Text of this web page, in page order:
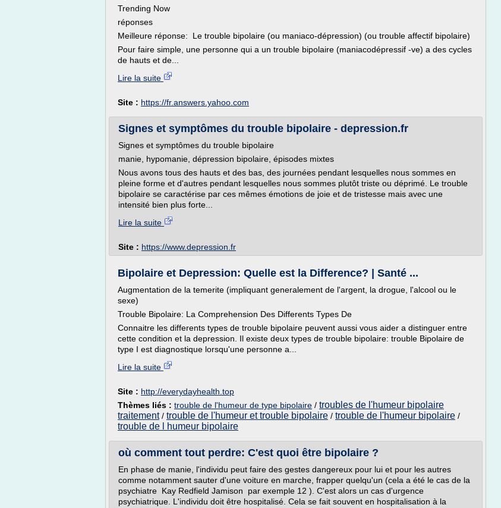
Trending Now
réponses
Meilleure réponse: Le trouble bipolaire (ou maniaco-dépression) (ou trouble affectif bipolaire)
Pour faire simple, une personne qui a un trouble bipolaire (maniacodépressif -ve) a des cycles
de hauts et de...
Lire la suite
Site : https://fr.answers.yahoo.com
Signes et symptômes du trouble bipolaire - depression.fr
Signes et symptômes du trouble bipolaire
manie, hypomanie, dépression bipolaire, épisodes mixtes
Nous avons tous des hauts et des bas, des journées pendant lesquelles nous sommes en
pleine forme et d'autres pendant lesquelles nous sommes plutôt triste ou déprimé. Le trouble
bipolaire se caractérise par ces mêmes émotions de joie et de tristesse mais avec une
intensité bien plus forte...
Lire la suite
Site : https://www.depression.fr
Bipolaire et Depression: Quelle est la Difference? | Santé ...
Augmentation de la temerite (impliquant generalement de l'argent, la drogue, l'alcool ou le
sexe)
Trouble Bipolaire: La Comprehension Des Differents Types De
Connaitre les differents types de trouble bipolaire peuvent aussi vous aider a distinguer entre
cette condition et la depression. Il existe deux types de trouble bipolaire: trouble Bipolaire de
type I est diagnostique lorsqu'une personne a...
Lire la suite
Site : http://everydayhealth.top
Thèmes liés : trouble de l'humeur de type bipolaire / troubles de l'humeur bipolaire
traitement/ trouble de l'humeur et trouble bipolaire / trouble de l'humeur bipolaire /
trouble de l humeur bipolaire
où comment tout perdre: C'est quoi être bipolaire ?
En phase de manie, l'individu peut faire des gestes dangereux pour lui et pour les autres
comme notamment sauter d'une voiture en marche, frapper quelqu'un (cela a été le cas de la
psychiatre Kay Redfield Jamison par exemple 12 ). C'est alors un cas d'urgence
psychiatrique. L'individu doit être hospitalisé. Cela se fait souvent en hospitalisation à la